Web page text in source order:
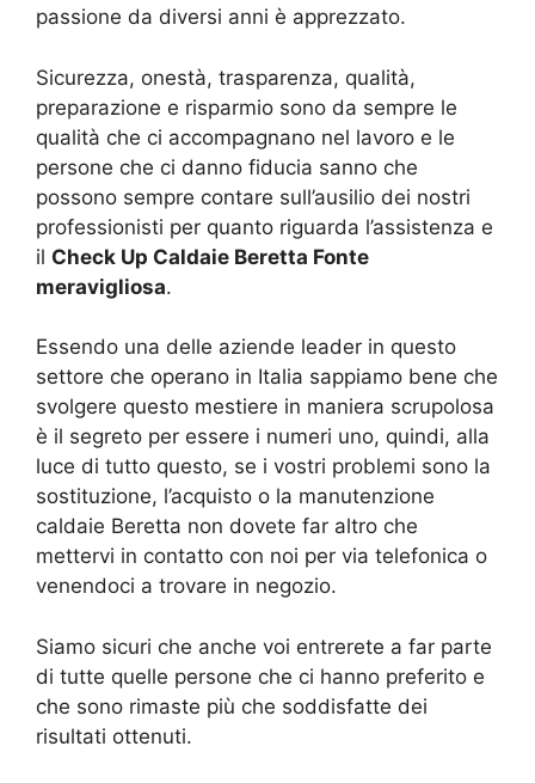
passione da diversi anni è apprezzato.
Sicurezza, onestà, trasparenza, qualità,
preparazione e risparmio sono da sempre le
qualità che ci accompagnano nel lavoro e le
persone che ci danno fiducia sanno che
possono sempre contare sull’ausilio dei nostri
professionisti per quanto riguarda l’assistenza e
il Check Up Caldaie Beretta Fonte
meravigliosa.
Essendo una delle aziende leader in questo
settore che operano in Italia sappiamo bene che
svolgere questo mestiere in maniera scrupolosa
è il segreto per essere i numeri uno, quindi, alla
luce di tutto questo, se i vostri problemi sono la
sostituzione, l’acquisto o la manutenzione
caldaie Beretta non dovete far altro che
mettervi in contatto con noi per via telefonica o
venendoci a trovare in negozio.
Siamo sicuri che anche voi entrerete a far parte
di tutte quelle persone che ci hanno preferito e
che sono rimaste più che soddisfatte dei
risultati ottenuti.